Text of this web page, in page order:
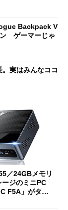
Backpack V
ゲーマーじゃ
実はみんなココ
／24GBメモリ
ジのミニPC
F5A」がタイ